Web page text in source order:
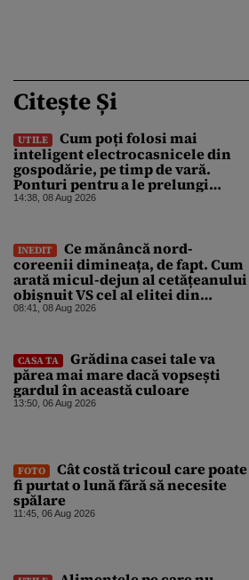
Citește Și
UTILE
Cum poți folosi mai
inteligent electrocasnicele din
gospodărie, pe timp de vară.
Ponturi pentru a le prelungi
durata de viață
14:38, 08 Aug 2026
INEDIT
Ce mănâncă nord-
coreenii dimineața, de fapt. Cum
arată micul-dejun al cetățeanului
obișnuit VS cel al elitei din
Phenian
08:41, 08 Aug 2026
CASA TA
Grădina casei tale va
părea mai mare dacă vopsești
gardul în această culoare
13:50, 06 Aug 2026
FOTO
Cât costă tricoul care poate
fi purtat o lună fără să necesite
spălare
11:45, 06 Aug 2026